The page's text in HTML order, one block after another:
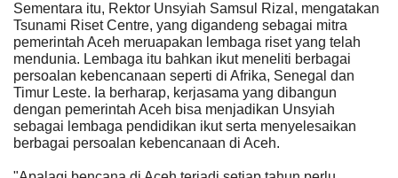
Sementara itu, Rektor Unsyiah Samsul Rizal, mengatakan
Tsunami Riset Centre, yang digandeng sebagai mitra
pemerintah Aceh meruapakan lembaga riset yang telah
mendunia. Lembaga itu bahkan ikut meneliti berbagai
persoalan kebencanaan seperti di Afrika, Senegal dan
Timur Leste. Ia berharap, kerjasama yang dibangun
dengan pemerintah Aceh bisa menjadikan Unsyiah
sebagai lembaga pendidikan ikut serta menyelesaikan
berbagai persoalan kebencanaan di Aceh.